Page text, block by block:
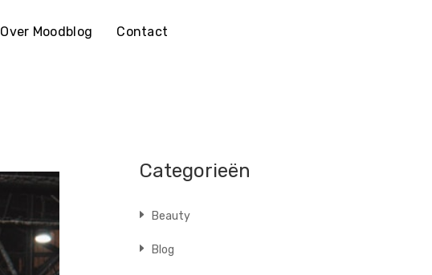
Over Moodblog Contact
Categorieën
Beauty
Blog